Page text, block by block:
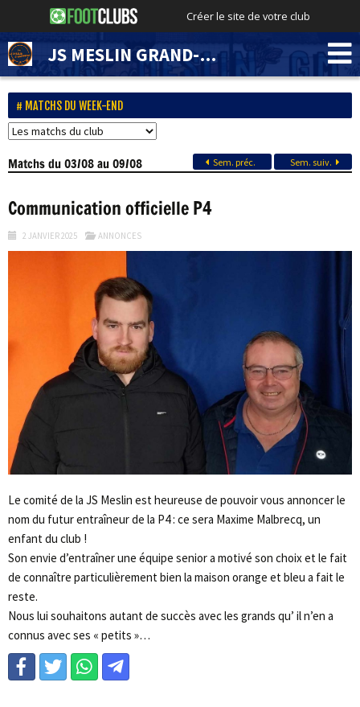
Créer le site de votre club
JS MESLIN GRAND-MARAIS
MATCHS DU WEEK-END
Matchsdu 03/08 au 09/08 Sem. préc. Sem. suiv.
Communication officielle P4
2 JANVIER 2025 ANNONCES
Le comité de la JS Meslin est heureuse de pouvoir vous annoncer le
nom du futur entraîneur de la P4 : ce sera Maxime Malbrecq, un
enfant du club !
Son envie d’entraîner une équipe senior a motivé son choix et le fait
de connaître particulièrement bien la maison orange et bleu a fait le
reste.
Nous lui souhaitons autant de succès avec les grands qu’ il n’en a
connus avec ses « petits »…